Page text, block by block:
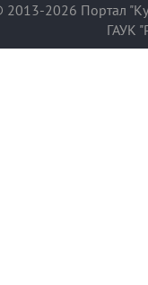
2013-2026 Портал
ГАУК